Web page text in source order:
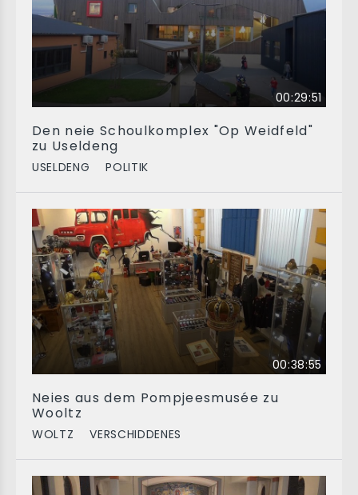
00:29:51
Den neie Schoulkomplex "Op Weidfeld"
zu Useldeng
USELDENG POLITIK
00:38:55
Neies aus dem Pompjeesmusée zu
Wooltz
WOLTZ VERSCHIDDENES